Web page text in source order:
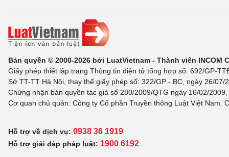
Bản quyền © 2000-2026 bởi LuatVietnam - Thành viên INCOM
Giấy phép thiết lập trang Thông tin điện tử tổng hợp số: 692/GP-
Sở TT-TT Hà Nội, thay thế giấy phép số: 322/GP - BC, ngày 26/
Chứng nhận bản quyền tác giả số 280/2009/QTG ngày 16/02/
Cơ quan chủ quản: Công ty Cổ phần Truyền thông Luật Việt Nam.
Hỗ trợ về dịch vụ: 0938 36 1919
Hỗ trợ giải đáp pháp luật: 1900 6192